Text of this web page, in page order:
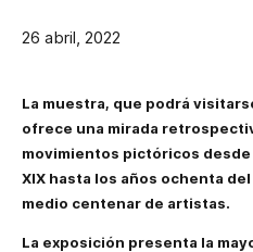
26 abril, 2022
La muestra, que podrá
ofrece una mirada
movimientos pictóricos
XIX hasta los años ochenta
medio centenar de artistas.
La exposición presenta la